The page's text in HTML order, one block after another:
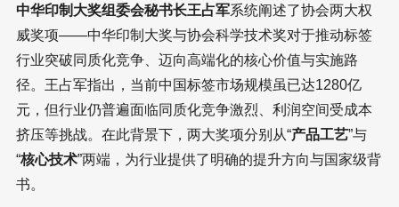
中华印制大奖组委会秘书长王占军系统阐述了协会两大权
威奖项——中华印制大奖与协会科学技术奖对于推动标签
行业突破同质化竞争、迈向高端化的核心价值与实施路
径。王占军指出，当前中国标签市场规模虽已达1280亿
元，但行业仍普遍面临同质化竞争激烈、利润空间受成本
挤压等挑战。在此背景下，两大奖项分别从“产品工艺”与
“核心技术”两端，为行业提供了明确的提升方向与国家级背
书。